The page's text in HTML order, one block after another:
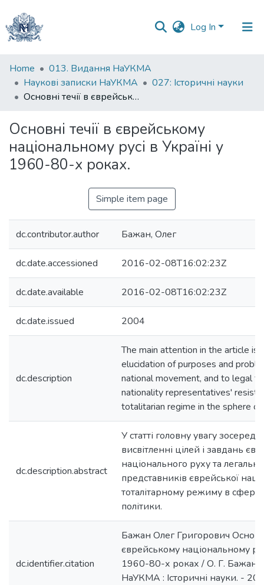
Log In
Communities
&
Collections
Statistics
Home
013. Видання НаУКМА
Наукові записки НаУКМА
027: Історичні науки
Основні течії в єврейському національному русі в Україні у 1960-80-х роках.
Основні течії в єврейському
національному русі в Україні у
1960-80-х роках.
Simple item page
dc.contributor.author Бажан, Олег
dc.date.accessioned 2016-02-08T16:02:23Z
dc.date.available 2016-02-08T16:02:23Z
dc.date.issued 2004
dc.description
The main attention in the article is
elucidation of purposes and
national movement, and to legal
nationality representatives'
totalitarian regime in the sphere of
dc.description.abstract
У статті головну увагу
висвітленні цілей і завдань
національного руху та
представників єврейської
тоталітарному режиму в сфері
політики.
dc.identifier.citation
Бажан Олег Григорович
єврейському національному
1960-80-х роках / О. Г. Бажан //
НаУКМА : Історичні науки. -